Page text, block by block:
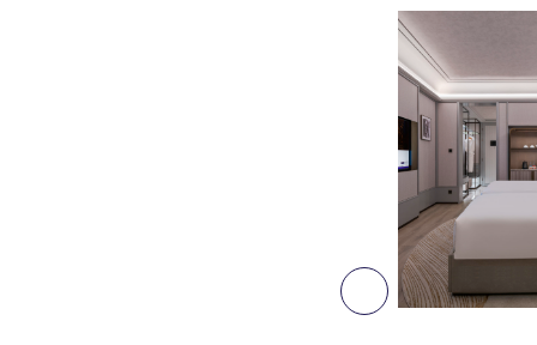
التالي - غرفة